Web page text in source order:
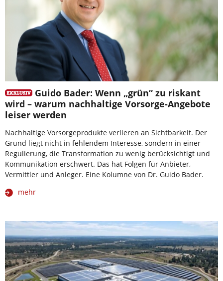
Guido Bader: Wenn „grün“ zu riskant
wird – warum nachhaltige Vorsorge-Angebote
leiser werden
Nachhaltige Vorsorgeprodukte verlieren an Sichtbarkeit. Der
Grund liegt nicht in fehlendem Interesse, sondern in einer
Regulierung, die Transformation zu wenig berücksichtigt und
Kommunikation erschwert. Das hat Folgen für Anbieter,
Vermittler und Anleger. Eine Kolumne von Dr. Guido Bader.
mehr